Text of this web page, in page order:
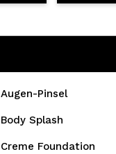
Augen-Pinsel
Body Splash
Creme Foundation